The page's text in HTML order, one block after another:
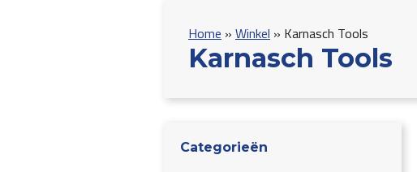
Home » Winkel » Karnasch Tools
Karnasch Tools
Categorieën